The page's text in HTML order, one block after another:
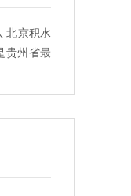
北京积水
贵州省最